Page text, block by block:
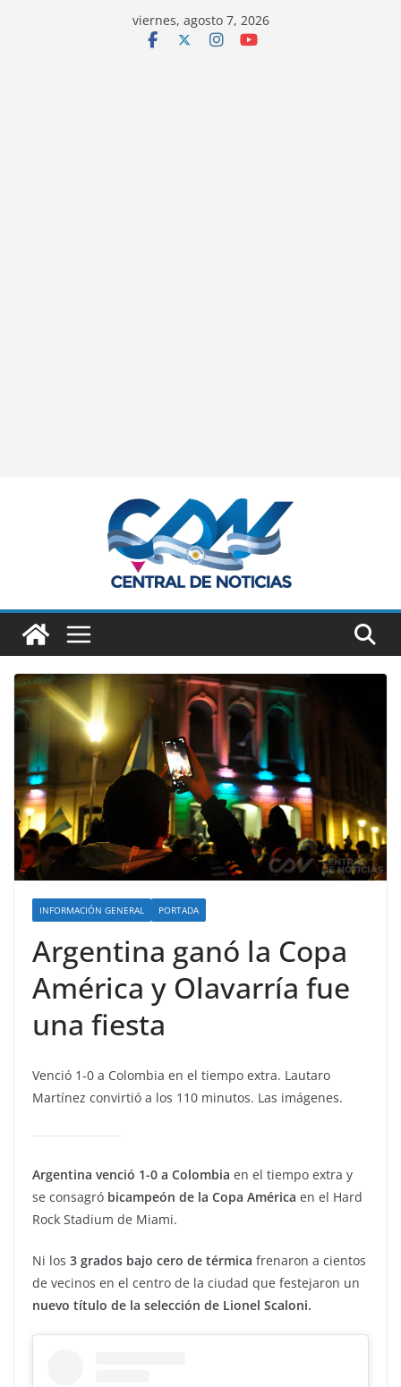
viernes, agosto 7, 2026
INFORMACIÓN GENERAL PORTADA
Argentina ganó la Copa
América y Olavarría fue
una fiesta
Venció 1-0 a Colombia en el tiempo extra. Lautaro
Martínez convirtió a los 110 minutos. Las imágenes.
Argentina venció 1-0 a Colombia en el tiempo extra y
se consagró bicampeón de la Copa América en el Hard
Rock Stadium de Miami.
Ni los 3 grados bajo cero de térmica frenaron a cientos
de vecinos en el centro de la ciudad que festejaron un
nuevo título de la selección de Lionel Scaloni.